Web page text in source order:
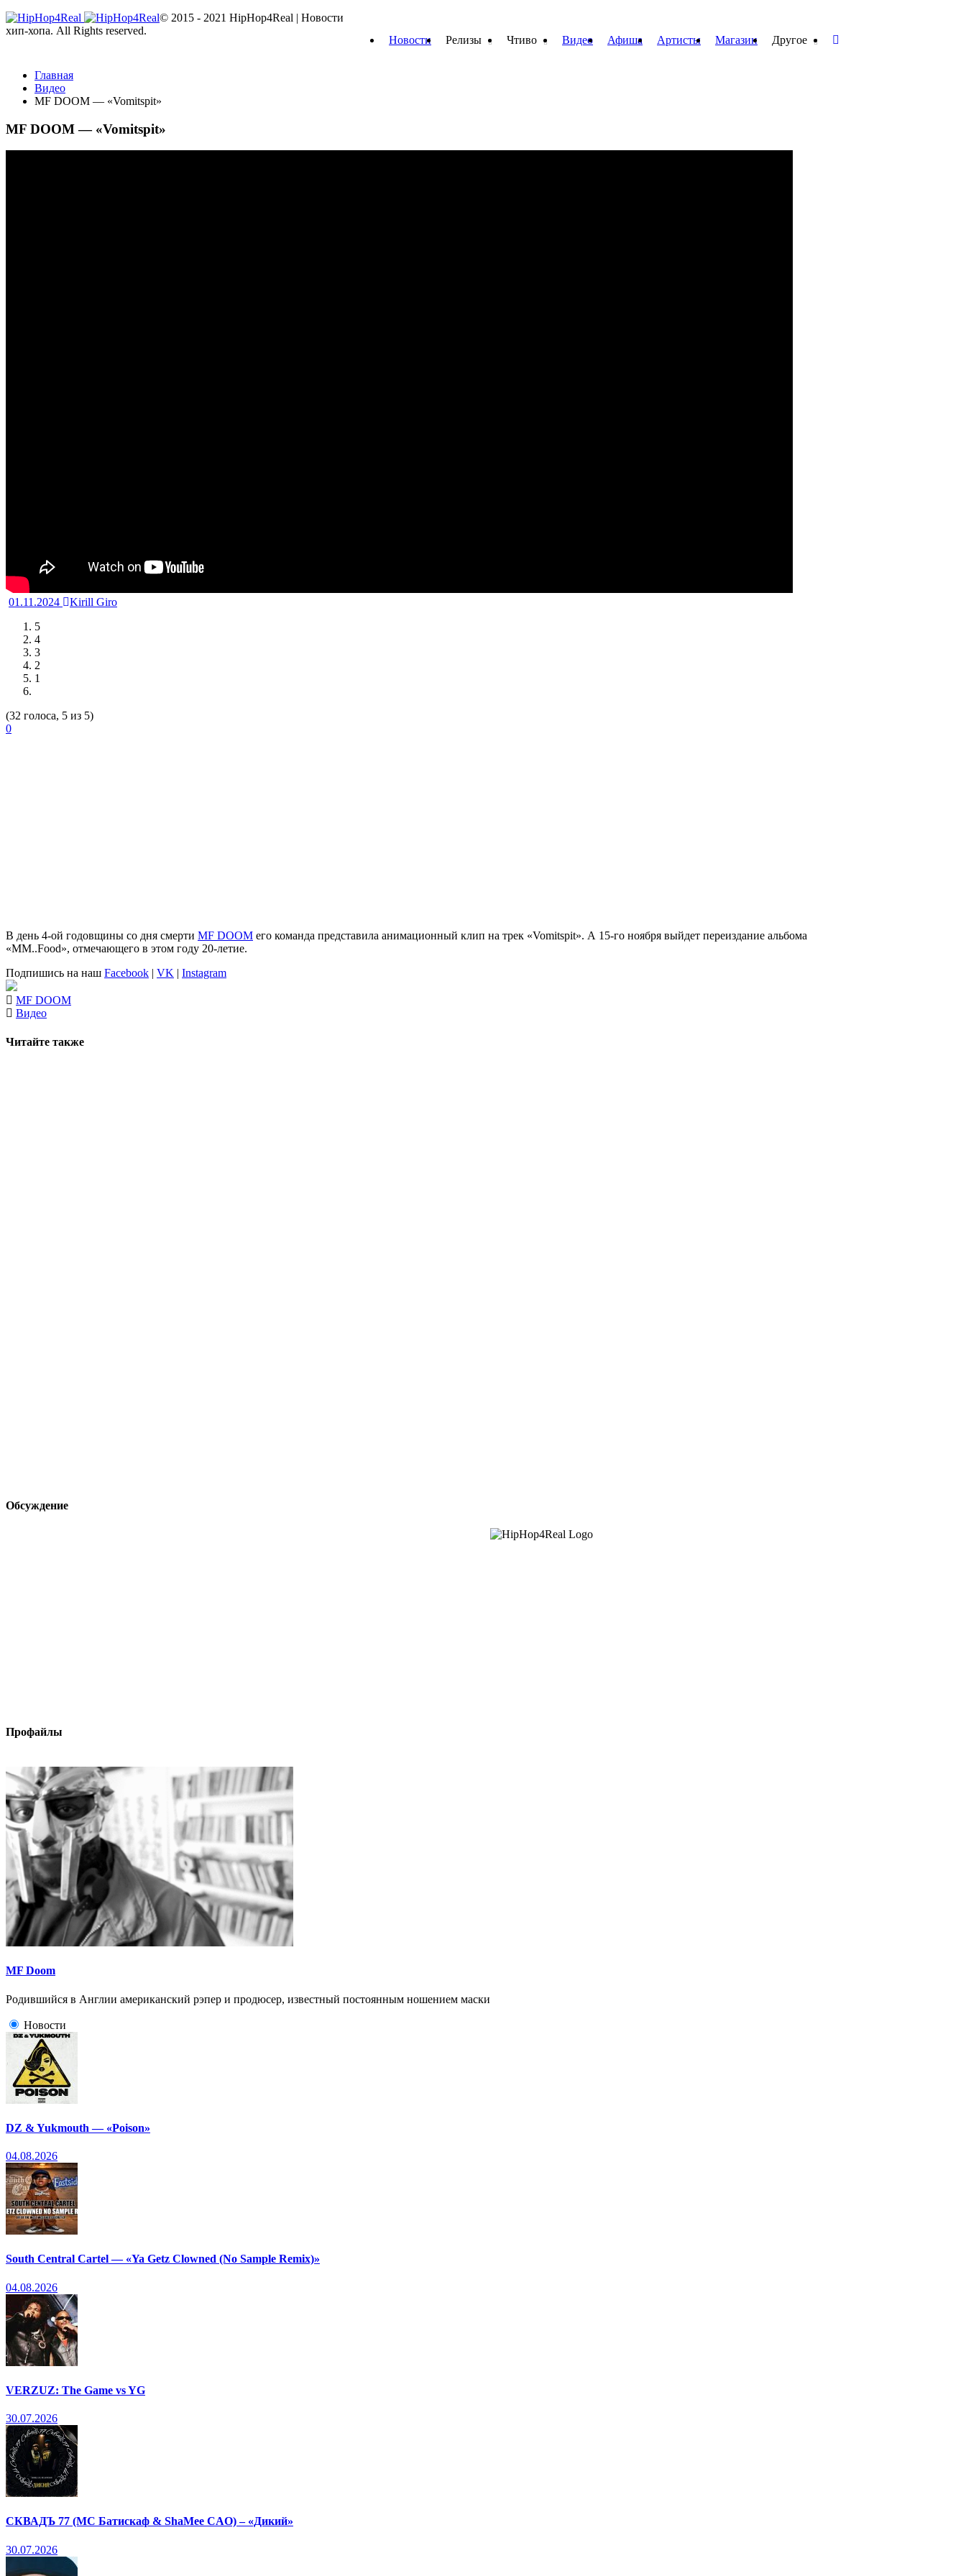
Новости Релизы Чтиво Видео Афиша Артисты Магазин Другое
Главная
Видео
MF DOOM — «Vomitspit»
MF DOOM — «Vomitspit»
01.11.2024
Kirill Giro
5
4
3
2
1
(32 голоса, 5 из 5)
0
В день 4-ой годовщины со дня смерти MF DOOM его команда представила анимационный клип на трек «Vomitspit». А 15-го ноября выйдет переиздание альбома
«MM..Food», отмечающего в этом году 20-летие.
Подпишись на наш Facebook | VK | Instagram
MF DOOM
Видео
Читайте также
Обсуждение
Профайлы
MF Doom
Родившийся в Англии американский рэпер и продюсер, известный постоянным ношением маски
Новости
DZ & Yukmouth — «Poison»
04.08.2026
South Central Cartel — «Ya Getz Clowned (No Sample Remix)»
04.08.2026
VERZUZ: The Game vs YG
30.07.2026
СКВАДЪ 77 (МС Батискаф & ShaMee CAO) – «Дикий»
30.07.2026
© 2015 - 2021 HipHop4Real | Новости
хип-хопа. All Rights reserved.